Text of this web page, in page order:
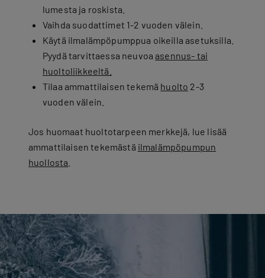
lumesta ja roskista.
Vaihda suodattimet 1-2 vuoden välein.
Käytä ilmalämpöpumppua oikeilla asetuksilla.
Pyydä tarvittaessa neuvoaasennus- tai
huoltoliikkeeltä.
Tilaa ammattilaisen tekemä huolto 2-3
vuoden välein.
Jos huomaat huoltotarpeen merkkejä, lue lisää
ammattilaisen tekemästä ilmalämpöpumpun
huollosta